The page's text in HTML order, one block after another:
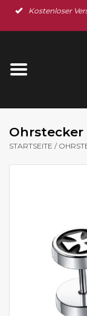
Kostenloser
Startseite
Ohrschmuck
Ohrstecker
STARTSEITE /